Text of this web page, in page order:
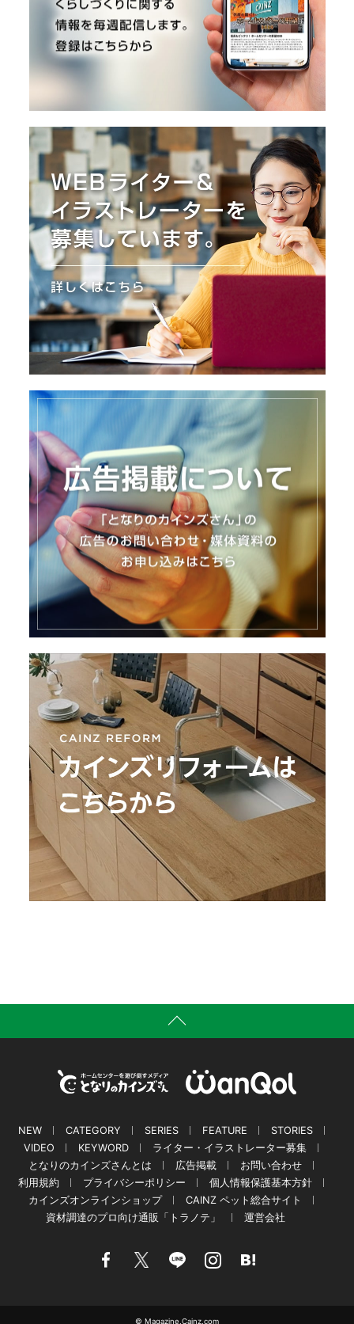
NEW CATEGORY SERIES FEATURE
STORIES
VIDEO
KEYWORD
ライター・イラストレーター募集
となりのカインズさんとは
広告掲載
お問い合わせ
利用規約
プライバシーポリシー
個人情報保護基本方針
カインズオンラインショップ
CAINZ ペット総合サイト
資材調達のプロ向け通販「トラノテ」
運営会社
© Magazine.Cainz.com